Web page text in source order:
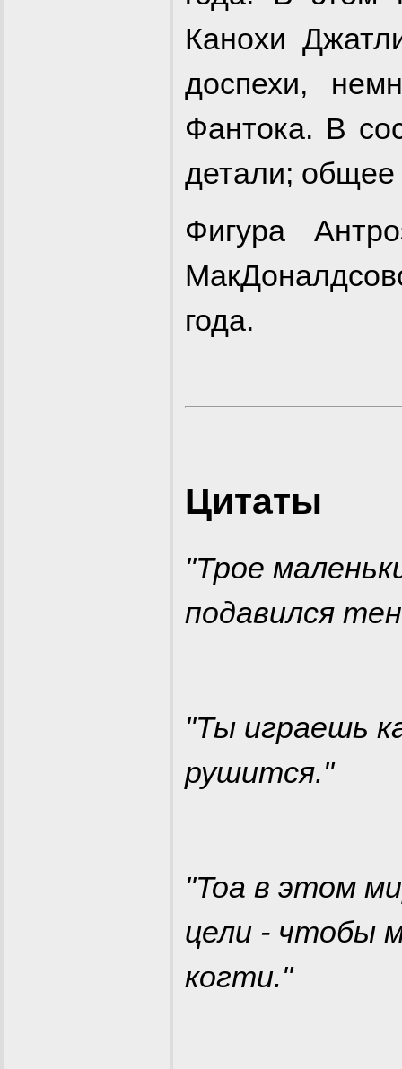
Канохи
доспехи,
Фантока. В
детали; общее
Фигура
года.
Цитаты
"Трое
подавился
"Ты играешь
рушится."
"Toa в этом
цели - чтобы
когти."